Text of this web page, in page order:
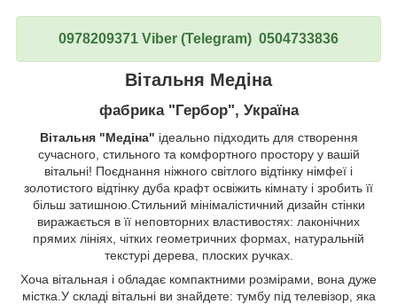
0978209371 Viber (Telegram) 0504733836
Вітальня Медіна
фабрика "Гербор", Україна
Вітальня "Медіна" ідеально підходить для створення
сучасного, стильного та комфортного простору у вашій
вітальні! Поєднання ніжного світлого відтінку німфеї і
золотистого відтінку дуба крафт освіжить кімнату і зробить її
більш затишною.Стильний мінімалістичний дизайн стінки
виражається в її неповторних властивостях: лаконічних
прямих лініях, чітких геометричних формах, натуральній
текстурі дерева, плоских ручках.
Хоча вітальная і обладає компактними розмірами, вона дуже
містка.У складі вітальні ви знайдете: тумбу під телевізор, яка